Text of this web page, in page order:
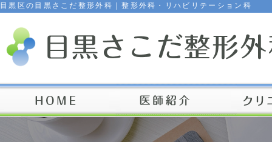
目黒区の目黒さこだ整形外科｜整形外科・リハビリテーション科